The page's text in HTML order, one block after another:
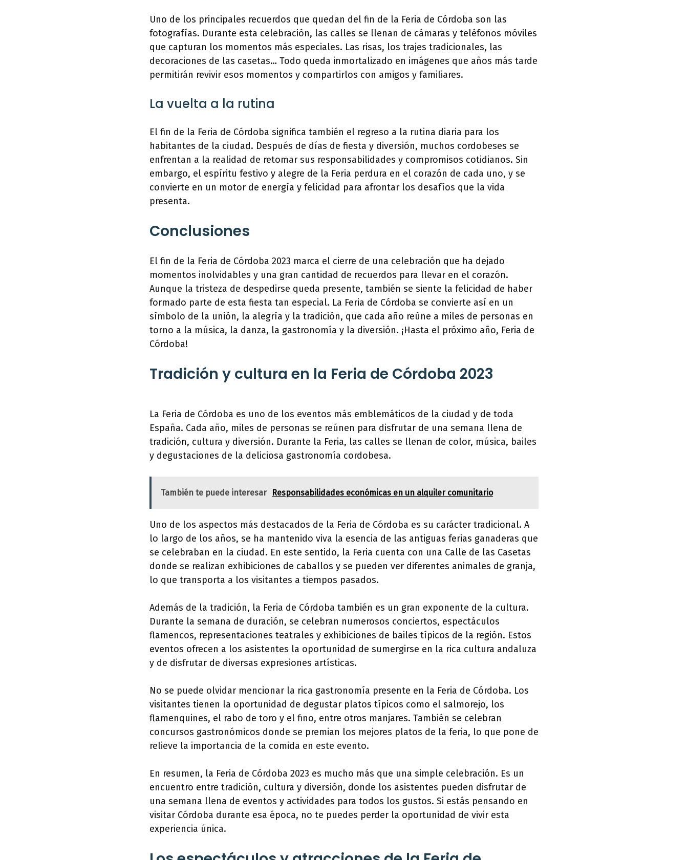
Uno de los principales recuerdos que quedan del fin de la Feria de Córdoba son las
fotografías. Durante esta celebración, las calles se llenan de cámaras y teléfonos móviles
que capturan los momentos más especiales. Las risas, los trajes tradicionales, las
decoraciones de las casetas… Todo queda inmortalizado en imágenes que años más tarde
permitirán revivir esos momentos y compartirlos con amigos y familiares.
La vuelta a la rutina
El fin de la Feria de Córdoba significa también el regreso a la rutina diaria para los
habitantes de la ciudad. Después de días de fiesta y diversión, muchos cordobeses se
enfrentan a la realidad de retomar sus responsabilidades y compromisos cotidianos. Sin
embargo, el espíritu festivo y alegre de la Feria perdura en el corazón de cada uno, y se
convierte en un motor de energía y felicidad para afrontar los desafíos que la vida
presenta.
Conclusiones
El fin de la Feria de Córdoba 2023 marca el cierre de una celebración que ha dejado
momentos inolvidables y una gran cantidad de recuerdos para llevar en el corazón.
Aunque la tristeza de despedirse queda presente, también se siente la felicidad de haber
formado parte de esta fiesta tan especial. La Feria de Córdoba se convierte así en un
símbolo de la unión, la alegría y la tradición, que cada año reúne a miles de personas en
torno a la música, la danza, la gastronomía y la diversión. ¡Hasta el próximo año, Feria de
Córdoba!
Tradición y cultura en la Feria de Córdoba 2023
La Feria de Córdoba es uno de los eventos más emblemáticos de la ciudad y de toda
España. Cada año, miles de personas se reúnen para disfrutar de una semana llena de
tradición, cultura y diversión. Durante la Feria, las calles se llenan de color, música, bailes
y degustaciones de la deliciosa gastronomía cordobesa.
También te puede interesar Responsabilidades económicas en un alquiler comunitario
Uno de los aspectos más destacados de la Feria de Córdoba es su carácter tradicional. A
lo largo de los años, se ha mantenido viva la esencia de las antiguas ferias ganaderas que
se celebraban en la ciudad. En este sentido, la Feria cuenta con una Calle de las Casetas
donde se realizan exhibiciones de caballos y se pueden ver diferentes animales de granja,
lo que transporta a los visitantes a tiempos pasados.
Además de la tradición, la Feria de Córdoba también es un gran exponente de la cultura.
Durante la semana de duración, se celebran numerosos conciertos, espectáculos
flamencos, representaciones teatrales y exhibiciones de bailes típicos de la región. Estos
eventos ofrecen a los asistentes la oportunidad de sumergirse en la rica cultura andaluza
y de disfrutar de diversas expresiones artísticas.
No se puede olvidar mencionar la rica gastronomía presente en la Feria de Córdoba. Los
visitantes tienen la oportunidad de degustar platos típicos como el salmorejo, los
flamenquines, el rabo de toro y el fino, entre otros manjares. También se celebran
concursos gastronómicos donde se premian los mejores platos de la feria, lo que pone de
relieve la importancia de la comida en este evento.
En resumen, la Feria de Córdoba 2023 es mucho más que una simple celebración. Es un
encuentro entre tradición, cultura y diversión, donde los asistentes pueden disfrutar de
una semana llena de eventos y actividades para todos los gustos. Si estás pensando en
visitar Córdoba durante esa época, no te puedes perder la oportunidad de vivir esta
experiencia única.